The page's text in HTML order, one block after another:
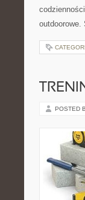
POSTED